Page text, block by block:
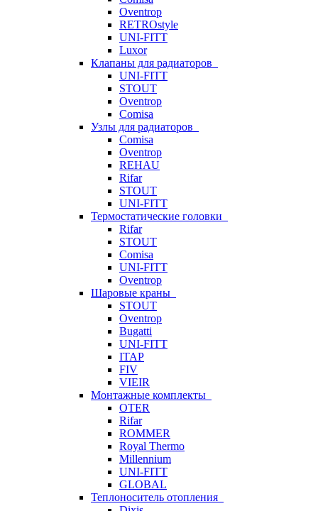
Oventrop
RETROstyle
UNI-FITT
Luxor
Клапаны для радиаторов
UNI-FITT
STOUT
Oventrop
Comisa
Узлы для радиаторов
Comisa
Oventrop
REHAU
Rifar
STOUT
UNI-FITT
Термостатические головки
Rifar
STOUT
Comisa
UNI-FITT
Oventrop
Шаровые краны
STOUT
Oventrop
Bugatti
UNI-FITT
ITAP
FIV
VIEIR
Монтажные комплекты
OTER
Rifar
ROMMER
Royal Thermo
Millennium
UNI-FITT
GLOBAL
Теплоноситель отопления